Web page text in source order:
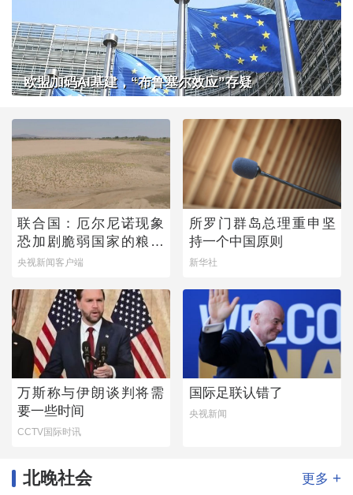
欧盟加码AI基建，“布鲁塞尔效应”存疑
联合国：厄尔尼诺现象
恐加剧脆弱国家的粮食
问题
央视新闻客户端
所罗门群岛总理重申坚
持一个中国原则
新华社
万斯称与伊朗谈判将需
要一些时间
CCTV国际时讯
国际足联认错了
央视新闻
北晚社会 更多 +